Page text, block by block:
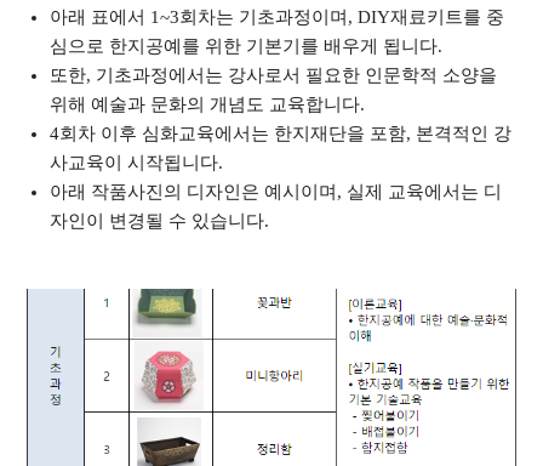
아래 표에서 1~3회차는 기초과정이며, DIY재료키트를 중
심으로 한지공예를 위한 기본기를 배우게 됩니다.
또한, 기초과정에서는 강사로서 필요한 인문학적 소양을
위해 예술과 문화의 개념도 교육합니다.
4회차 이후 심화교육에서는 한지재단을 포함, 본격적인 강
사교육이 시작됩니다.
아래 작품사진의 디자인은 예시이며, 실제 교육에서는 디
자인이 변경될 수 있습니다.